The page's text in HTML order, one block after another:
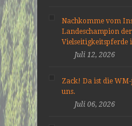
Nachkomme vom
Landeschampion
Vielseitigkeitspferde
Juli 12, 2026
Zack! Da ist die
uns.
Juli 06, 2026